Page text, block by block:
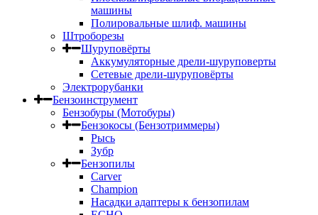
машины
Полировальные шлиф. машины
Штроборезы
Шуруповёрты
Аккумуляторные дрели-шуруповерты
Сетевые дрели-шуруповёрты
Электрорубанки
Бензоинструмент
Бензобуры (Мотобуры)
Бензокосы (Бензотриммеры)
Рысь
Зубр
Бензопилы
Carver
Champion
Насадки адаптеры к бензопилам